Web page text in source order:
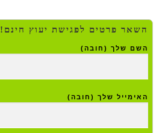
השאר פרטים לפגישת יעוץ חינם!
השם שלך (חובה)
האימייל שלך (חובה)